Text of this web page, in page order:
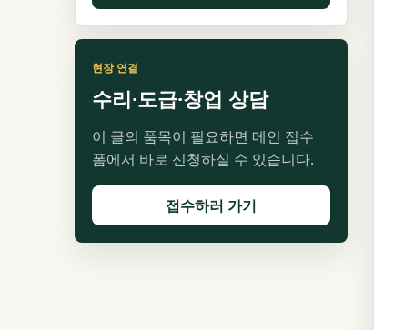
현장 연결
수리·도급·창업 상담
이 글의 품목이 필요하면 메인 접수
폼에서 바로 신청하실 수 있습니다.
접수하러 가기